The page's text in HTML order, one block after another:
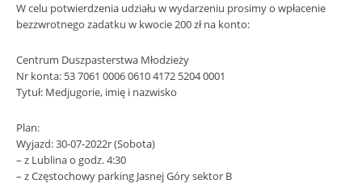
W celu potwierdzenia udziału w wydarzeniu prosimy o wpłacenie
bezzwrotnego zadatku w kwocie 200 zł na konto:
Centrum Duszpasterstwa Młodzieży
Nr konta: 53 7061 0006 0610 4172 5204 0001
Tytuł: Medjugorie, imię i nazwisko
Plan:
Wyjazd: 30-07-2022r (Sobota)
– z Lublina o godz. 4:30
– z Częstochowy parking Jasnej Góry sektor B